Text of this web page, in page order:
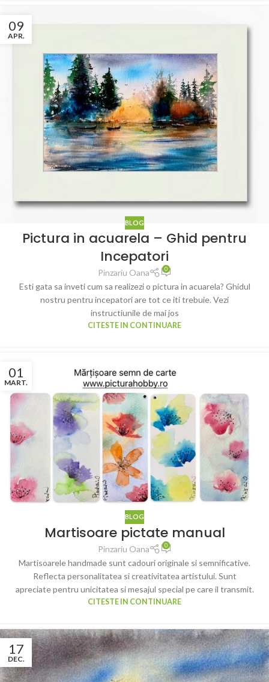
09
APR.
BLOG
Pictura in acuarela – Ghid pentru
Incepatori
Pinzariu Oana 0
Esti gata sa inveti cum sa realizezi o pictura in acuarela? Ghidul
nostru pentru incepatori are tot ce iti trebuie. Vezi
instructiunile de mai jos
CITESTE IN CONTINUARE
01
MART.
BLOG
Martisoare pictate manual
Pinzariu Oana 0
Martisoarele handmade sunt cadouri originale si semnificative.
Reflecta personalitatea si creativitatea artistului. Sunt
apreciate pentru unicitatea si mesajul special pe care il transmit.
CITESTE IN CONTINUARE
17
DEC.